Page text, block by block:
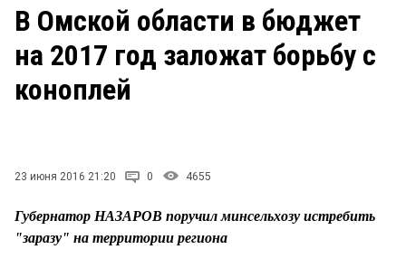
ЗАКОН
НОВОСТИ КОМПАНИЙ
Рейтинги
Блоги
В Омской области в бюджет
на 2017 год заложат борьбу с
коноплей
23 июня 2016 21:20 0 4655
Губернатор НАЗАРОВ поручил минсельхозу истребить
"заразу" на территории региона